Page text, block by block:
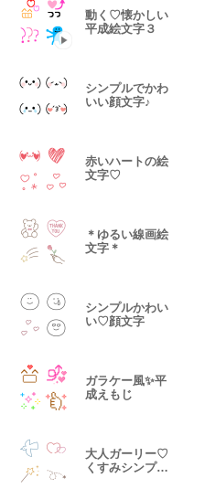
動く♡懐かしい
平成絵文字３
シンプルでかわ
いい顔文字♪
赤いハートの絵
文字♡
＊ゆるい線画絵
文字＊
シンプルかわい
い♡顔文字
ガラケー風✨平
成えもじ
大人ガーリー♡
くすみシンプル